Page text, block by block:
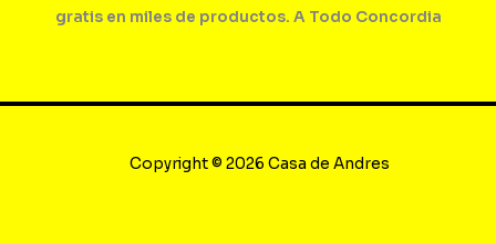
gratis en miles de productos. A Todo Concordia
Copyright © 2026 Casa de Andres